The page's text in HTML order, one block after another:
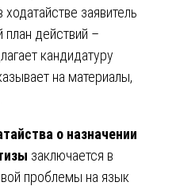
ходатайстве заявитель
план действий –
кандидатуру
на материалы,
о назначении
заключается в
проблемы на язык